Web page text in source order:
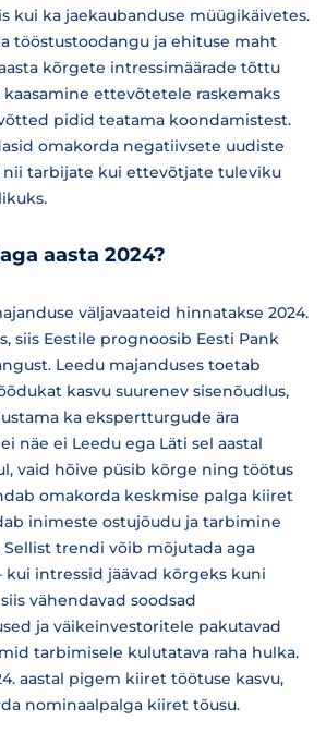
kui ka jaekaubanduse müügikäivetes.
tööstustoodangu ja ehituse maht
kõrgete intressimäärade tõttu
ettevõtetele raskemaks
pidid teatama koondamistest.
omakorda negatiivsete uudiste
nii tarbijate kui ettevõtjate tuleviku
aasta 2024?
väljavaateid hinnatakse 2024.
siis Eestile prognoosib Eesti Pank
Leedu majanduses toetab
kasvu suurenev sisenõudlus,
ka ekspertturgude ära
näe ei Leedu ega Läti sel aastal
vaid hõive püsib kõrge ning töötus
omakorda keskmise palga kiiret
inimeste ostujõudu ja tarbimine
trendi võib mõjutada aga
kui intressid jäävad kõrgeks kuni
vähendavad soodsad
ja väikeinvestoritele pakutavad
tarbimisele kulutatava raha hulka.
aastal pigem kiiret töötuse kasvu,
nominaalpalga kiiret tõusu.